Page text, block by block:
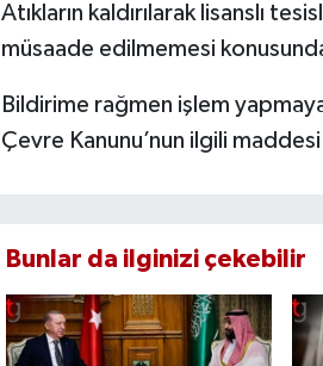
Atıkların kaldırılarak lisanslı
müsaade edilmemesi
Bildirime rağmen işlem
Çevre Kanunu’nun ilgili
Bunlar da ilginizi çekebilir